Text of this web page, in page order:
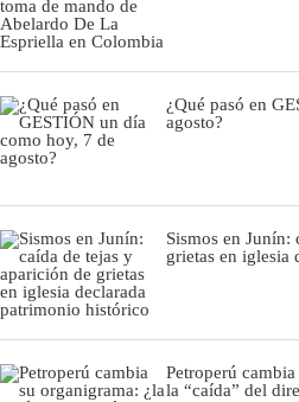
¿Qué pasó en
agosto?
Sismos en Junín:
grietas en iglesia
Petroperú
la “caída” del